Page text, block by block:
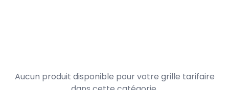
Aucun produit disponible pour votre grille tarifaire